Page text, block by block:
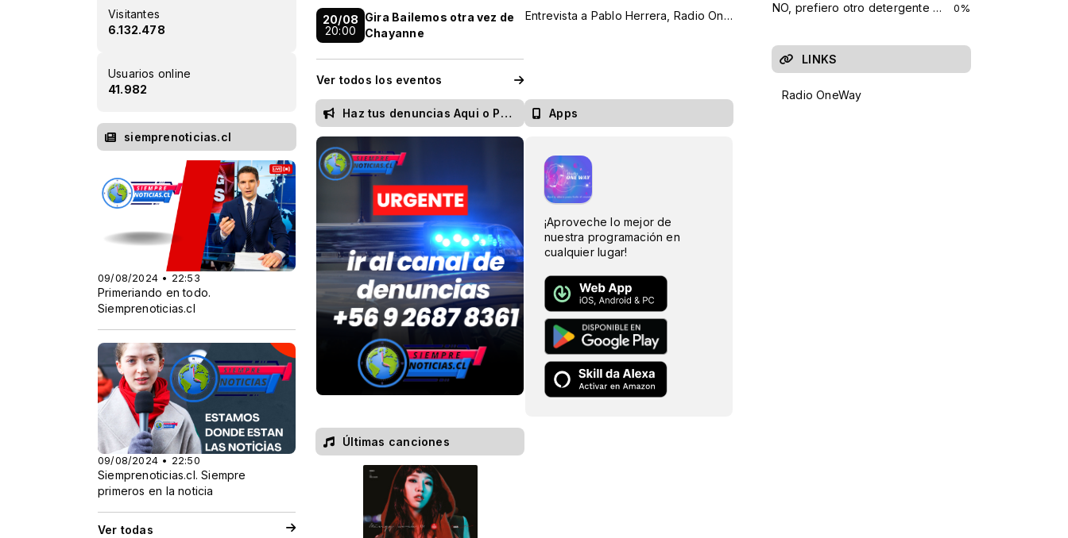
20/08
20:00
Gira Bailemos otra vez de
Chayanne
Ver todos los eventos
Entrevista a Pablo Herrera, Radio OneWay
Haz tus denuncias Aqui o Publica tu noticia Apps
¡Aproveche lo mejor de
nuestra programación en
cualquier lugar!
Últimas canciones
Visitantes
6.132.478
Usuarios online
41.982
siemprenoticias.cl
09/08/2024 • 22:53
Primeriando en todo.
Siemprenoticias.cl
09/08/2024 • 22:50
Siemprenoticias.cl. Siempre
primeros en la noticia
Ver todas
NO, prefiero otro detergente y que mi ropa quede fea y con olor a camello 0%
LINKS
Radio OneWay